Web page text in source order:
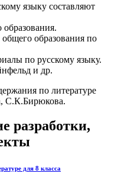
языку составляют
образования по
по русскому языку.
и др.
по литературе
С.К.Бирюкова.
разработки,
для 8 класса